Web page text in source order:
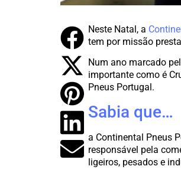
Neste Natal, a
tem por missão
Num ano marcado
importante como é
Pneus Portugal.
Sabia que…
a Continental Pneus
responsável pela
ligeiros, pesados e